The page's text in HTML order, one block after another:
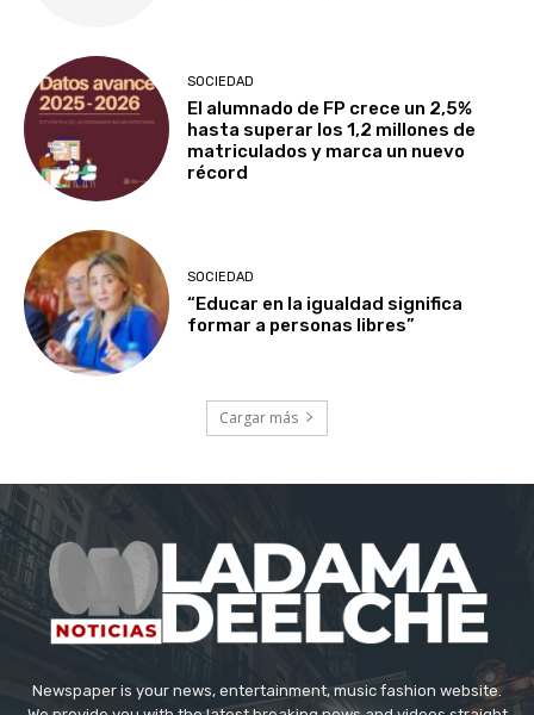
SOCIEDAD
El alumnado de FP crece un 2,5%
hasta superar los 1,2 millones de
matriculados y marca un nuevo
récord
SOCIEDAD
“Educar en la igualdad significa
formar a personas libres”
Cargar más
Newspaper is your news, entertainment, music fashion website.